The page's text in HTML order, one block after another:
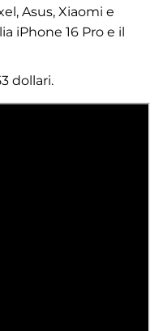
Asus, Xiaomi e
iPhone 16 Pro e il
dollari.